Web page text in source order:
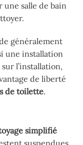
une salle de bain
généralement
une installation
l’installation,
de liberté
de toilette.
simplifié